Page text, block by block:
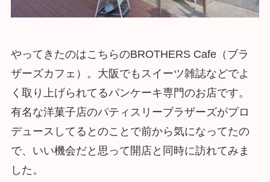
やってきたのはこちらのBROTHERS Cafe（ブラ
ザーズカフェ）。大阪でもスイーツ雑誌などでよ
く取り上げられてるパンケーキ専門のお店です。
有名な洋菓子店のパティスリーブラザーズがプロ
デュースしてるとのことで前から気になってたの
で、いい機会だと思って開店と同時に訪れてみま
した。